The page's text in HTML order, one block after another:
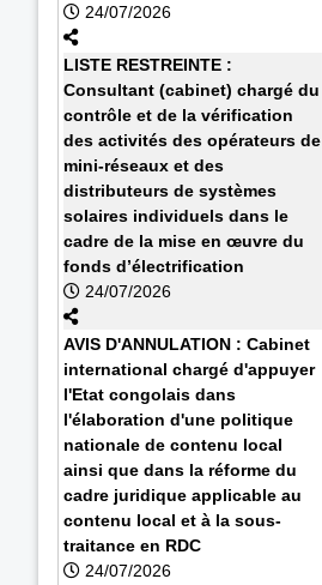
24/07/2026
LISTE RESTREINTE :
Consultant (cabinet) chargé du
contrôle et de la vérification
des activités des opérateurs de
mini-réseaux et des
distributeurs de systèmes
solaires individuels dans le
cadre de la mise en œuvre du
fonds d’électrification
24/07/2026
AVIS D'ANNULATION : Cabinet
international chargé d'appuyer
l'Etat congolais dans
l'élaboration d'une politique
nationale de contenu local
ainsi que dans la réforme du
cadre juridique applicable au
contenu local et à la sous-
traitance en RDC
24/07/2026